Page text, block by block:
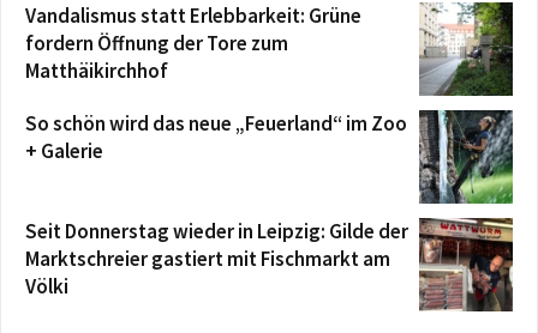
Vandalismus statt Erlebbarkeit: Grüne
fordern Öffnung der Tore zum
Matthäikirchhof
So schön wird das neue „Feuerland“ im Zoo
+ Galerie
Seit Donnerstag wieder in Leipzig: Gilde der
Marktschreier gastiert mit Fischmarkt am
Völki